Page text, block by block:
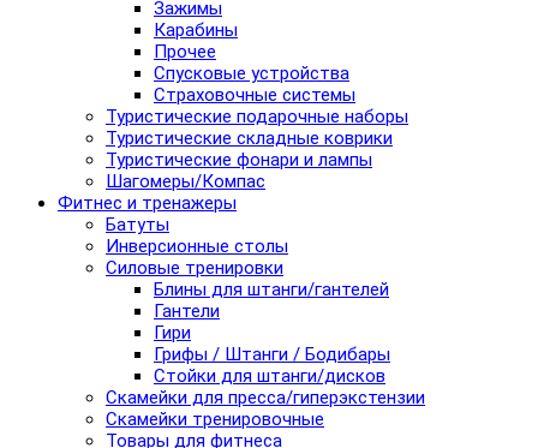
Зажимы
Карабины
Прочее
Спусковые устройства
Страховочные системы
Туристические подарочные наборы
Туристические складные коврики
Туристические фонари и лампы
Шагомеры/Компас
Фитнес и тренажеры
Батуты
Инверсионные столы
Силовые тренировки
Блины для штанги/гантелей
Гантели
Гири
Грифы / Штанги / Бодибары
Стойки для штанги/дисков
Скамейки для пресса/гиперэкстензии
Скамейки тренировочные
Товары для фитнеса